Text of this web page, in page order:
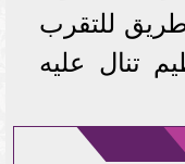
طريق للتقرب
تنال عليه